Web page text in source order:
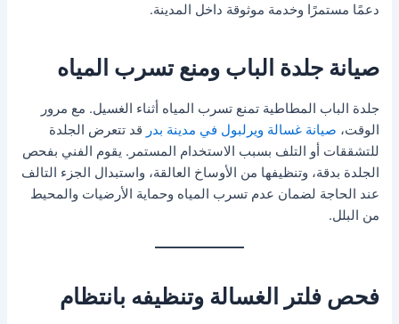
دعمًا مستمرًا وخدمة موثوقة داخل المدينة.
صيانة جلدة الباب ومنع تسرب المياه
جلدة الباب المطاطية تمنع تسرب المياه أثناء الغسيل. مع مرور
الوقت، صيانة غسالة ويرلبول في مدينة بدر قد تتعرض الجلدة
للتشققات أو التلف بسبب الاستخدام المستمر. يقوم الفني بفحص
الجلدة بدقة، وتنظيفها من الأوساخ العالقة، واستبدال الجزء التالف
عند الحاجة لضمان عدم تسرب المياه وحماية الأرضيات والمحيط
من البلل.
فحص فلتر الغسالة وتنظيفه بانتظام